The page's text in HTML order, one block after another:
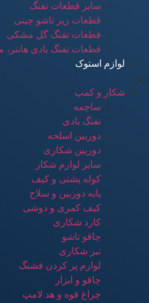
سایر قطعات تفنگ
قطعات زیر تاشو چینی
قطعات تفنگ گل مشکی
قطعات تفنگ بادی
لوازم استوک
منو
شکار و کمپ
ساچمه
تفنگ بادی
دوربین اسلحه
دوربین شکاری
سایر لوازم شکار
کوله پشتی و کیف
پایه دوربین و سلاح
کیف کمری و دوشی
کارد شکاری
چاقو تاشو
تبر شکاری
لوازم پر کردن فشنگ
چاقو و ابزار
چراغ قوه و هد لامپ